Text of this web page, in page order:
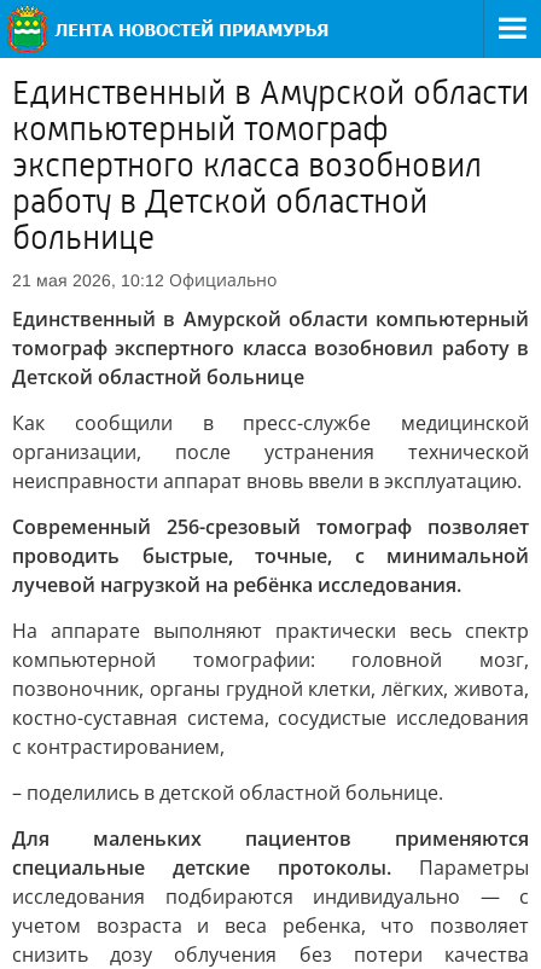
Единственный в Амурской области
компьютерный томограф
экспертного класса возобновил
работу в Детской областной
больнице
21 мая 2026, 10:12 Официально
Единственный в Амурской области компьютерный
томограф экспертного класса возобновил работу в
Детской областной больнице
Как сообщили в пресс-службе медицинской
организации, после устранения технической
неисправности аппарат вновь ввели в эксплуатацию.
Современный 256-срезовый томограф позволяет
проводить быстрые, точные, с минимальной
лучевой нагрузкой на ребёнка исследования.
На аппарате выполняют практически весь спектр
компьютерной томографии: головной мозг,
позвоночник, органы грудной клетки, лёгких, живота,
костно-суставная система, сосудистые исследования
с контрастированием,
– поделились в детской областной больнице.
Для маленьких пациентов применяются
специальные детские протоколы. Параметры
исследования подбираются индивидуально — с
учетом возраста и веса ребенка, что позволяет
снизить дозу облучения без потери качества